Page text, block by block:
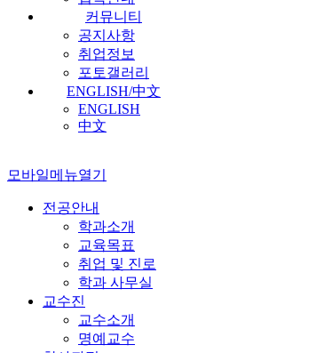
커뮤니티
공지사항
취업정보
포토갤러리
ENGLISH/中文
ENGLISH
中文
모바일메뉴열기
전공안내
학과소개
교육목표
취업 및 진로
학과 사무실
교수진
교수소개
명예교수